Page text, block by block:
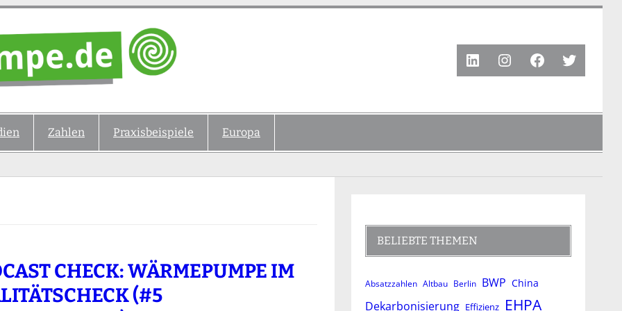
LinkedInInstagram
Facebook
Twitter
Zahlen Praxisbeispiele Europa
CHECK: WÄRMEPUMPE IM
(#5
BELIEBTE THEMEN
Absatzzahlen Altbau Berlin BWP China
Dekarbonisierung Effizienz EHPA